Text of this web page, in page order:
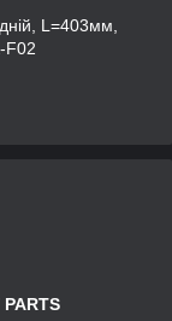
L=403мм,
F02
PARTS